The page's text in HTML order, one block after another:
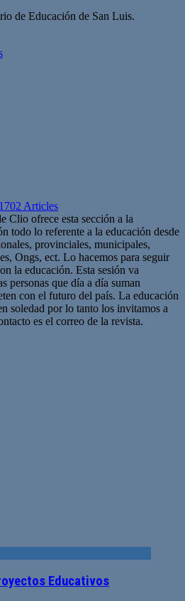
de Educación de San Luis.
1702 Articles
Clio ofrece esta sección a la
todo lo referente a la educación desde
provinciales, municipales,
Ongs, ect. Lo hacemos para seguir
la educación. Esta sesión va
personas que día a día suman
con el futuro del país. La educación
soledad por lo tanto los invitamos a
es el correo de la revista.
Educativos